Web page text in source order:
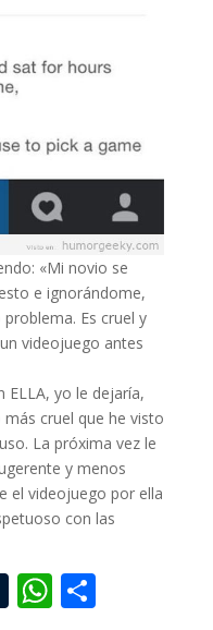
«Mi novio se
e ignorándome,
Es cruel y
videojuego antes
yo le dejaría,
cruel que he visto
La próxima vez le
y menos
el videojuego por ella
con las
T W